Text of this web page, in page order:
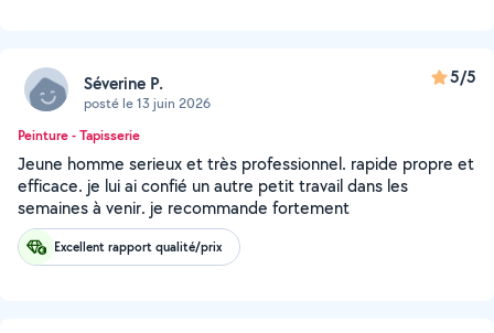
Séverine P.
posté le 13 juin 2026
5/5
Peinture - Tapisserie
Jeune homme serieux et très professionnel. rapide propre et
efficace. je lui ai confié un autre petit travail dans les
semaines à venir. je recommande fortement
Excellent rapport qualité/prix